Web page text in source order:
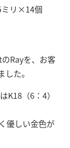
リ×14個
Rayを、お客
た。
K18（6：4）
優しい金色が